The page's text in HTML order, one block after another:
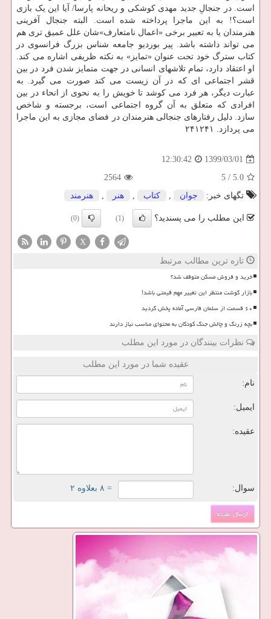
است. در جنجالِ جدید مهدی کوشکی و ریحانه پارسا/ آیا این یک بازی
است؟! به این ماجرا پرداخته شده است. البته جنجال آفرینی
هنرمندان یا به تعبیر برخی «اعمال نامتعارف»شان علل عمیق تری هم
می تواند داشته باشد. پیر بوردیو جامعه شناس بزرگ فرانسوی در
کتاب سترگ خود تحت عنوان «تمایز» به نکته ظریفی اشاره می کند.
او اعتقاد دارد، تمام تلاشهای انسانی در جهت متمایز شدن فرد در بین
قشر اجتماعی ای که در آن زیست می کند صورت می گیرد. به
عبارت دیگر، هر فرد می کوشد تا خویش را به نحوی از انحاء در بین
افرادی که متعلق به آن گروه اجتماعی است، برجسته و شاخص
سازد. دلیل رفتارهای جنجالی هنرمندان در فضای مجازی به این ماجرا
می پردازد. ۲۴۱۲۴۱
1399/03/01
12:30:42
5.0
/
5
2564
تگهای خبر:
جوان , كتاب , هنر , هنرمند
این مطلب را می پسندید؟ (1)
(0)
X
تازه ترین مطالب مرتبط
خرید و فروش مسکن متوقف شد؟
بازار گوشت منتظر این تغییر مهم قیمتی باشد!
۶۰ قسمت از سلمان فارسی آماده پخش گردید
بچه زرنگ و چالش جنگ کودکان به محتوای مناسب نیاز دارند
نظرات بینندگان در مورد این مطلب
عقیده شما در مورد این مطلب
نام:
ایمیل:
عقیده:
سوال: = ۸ بعلاوه ۲